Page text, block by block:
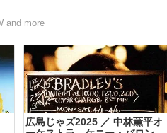
and more
広島じゃズ2025 ／ 中林薫平オ